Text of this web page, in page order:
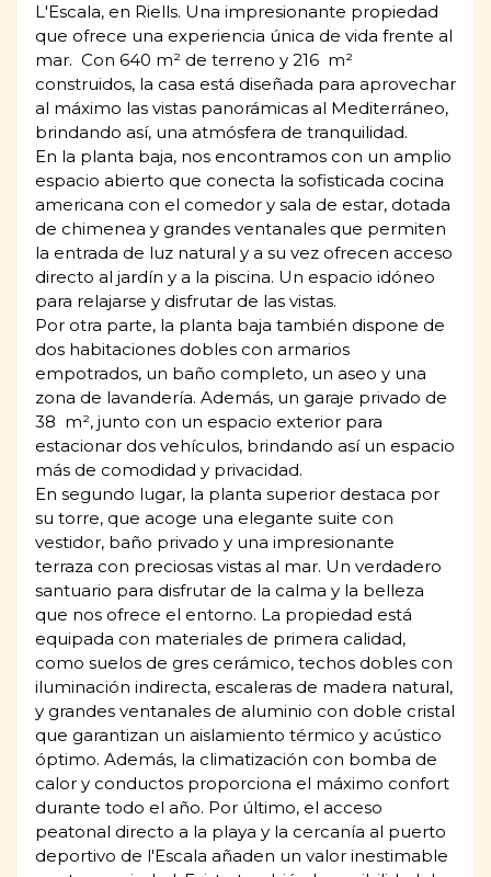
L'Escala, en Riells. Una impresionante propiedad
que ofrece una experiencia única de vida frente al
mar. Con 640 m² de terreno y 216 m²
construidos, la casa está diseñada para aprovechar
al máximo las vistas panorámicas al Mediterráneo,
brindando así, una atmósfera de tranquilidad.
En la planta baja, nos encontramos con un amplio
espacio abierto que conecta la sofisticada cocina
americana con el comedor y sala de estar, dotada
de chimenea y grandes ventanales que permiten
la entrada de luz natural y a su vez ofrecen acceso
directo al jardín y a la piscina. Un espacio idóneo
para relajarse y disfrutar de las vistas.
Por otra parte, la planta baja también dispone de
dos habitaciones dobles con armarios
empotrados, un baño completo, un aseo y una
zona de lavandería. Además, un garaje privado de
38 m², junto con un espacio exterior para
estacionar dos vehículos, brindando así un espacio
más de comodidad y privacidad.
En segundo lugar, la planta superior destaca por
su torre, que acoge una elegante suite con
vestidor, baño privado y una impresionante
terraza con preciosas vistas al mar. Un verdadero
santuario para disfrutar de la calma y la belleza
que nos ofrece el entorno. La propiedad está
equipada con materiales de primera calidad,
como suelos de gres cerámico, techos dobles con
iluminación indirecta, escaleras de madera natural,
y grandes ventanales de aluminio con doble cristal
que garantizan un aislamiento térmico y acústico
óptimo. Además, la climatización con bomba de
calor y conductos proporciona el máximo confort
durante todo el año. Por último, el acceso
peatonal directo a la playa y la cercanía al puerto
deportivo de l'Escala añaden un valor inestimable